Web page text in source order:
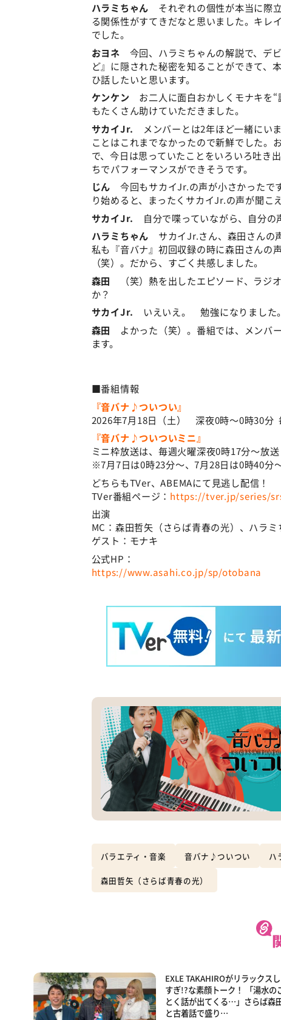
ハラミちゃん それぞれの個性が本当に際
る関係性がすてきだなと思いました。キレ
でした。
おヨネ 今回、ハラミちゃんの解説で、デ
ど』に隠された秘密を知ることができて、
ひ話したいと思います。
ケンケン お二人に面白おかしくモナキを
もたくさん助けていただきました。
サカイJr. メンバーとは2年ほど一緒にい
ことはこれまでなかったので新鮮でした。
で、今日は思っていたことをいろいろ吐き
ちでパフォーマンスができそうです。
じん 今回もサカイJr.の声が小さかったで
り始めると、まったくサカイJr.の声が聞こ
サカイJr. 自分で喋っていながら、自分の
ハラミちゃん サカイJr.さん、森田さんの
私も『音バナ』初回収録の時に森田さんの
（笑）。だから、すごく共感しました。
森田 （笑）熱を出したエピソード、ラジ
か？
サカイJr. いえいえ。 勉強になりました。
森田
よかった（笑）。番組では、メンバ
ます。
■番組情報
『音バナ♪ついつい』
2026年7月18日（土） 深夜0時～0時30分
『音バナ♪ついついミニ』
ミニ枠放送は、毎週火曜深夜0時17分～放送
※7月7日は0時23分～、7月28日は0時40分
どちらもTVer、ABEMAにて見逃し配信！
TVer番組ページ： https://tver.jp/series/
出演
MC：森田哲矢（さらば青春の光）、ハラミ
ゲスト：モナキ
公式HP：
https://www.asahi.co.jp/sp/otobana
バラエティ・音楽 音バナ♪ついつい ハ
森田哲矢（さらば青春の光）
EXLE TAKAHIROがリラックスし
すぎ!?な素顔トーク！ 「湯水の
とく話が出てくる…」さらば森
と古着話で盛り…